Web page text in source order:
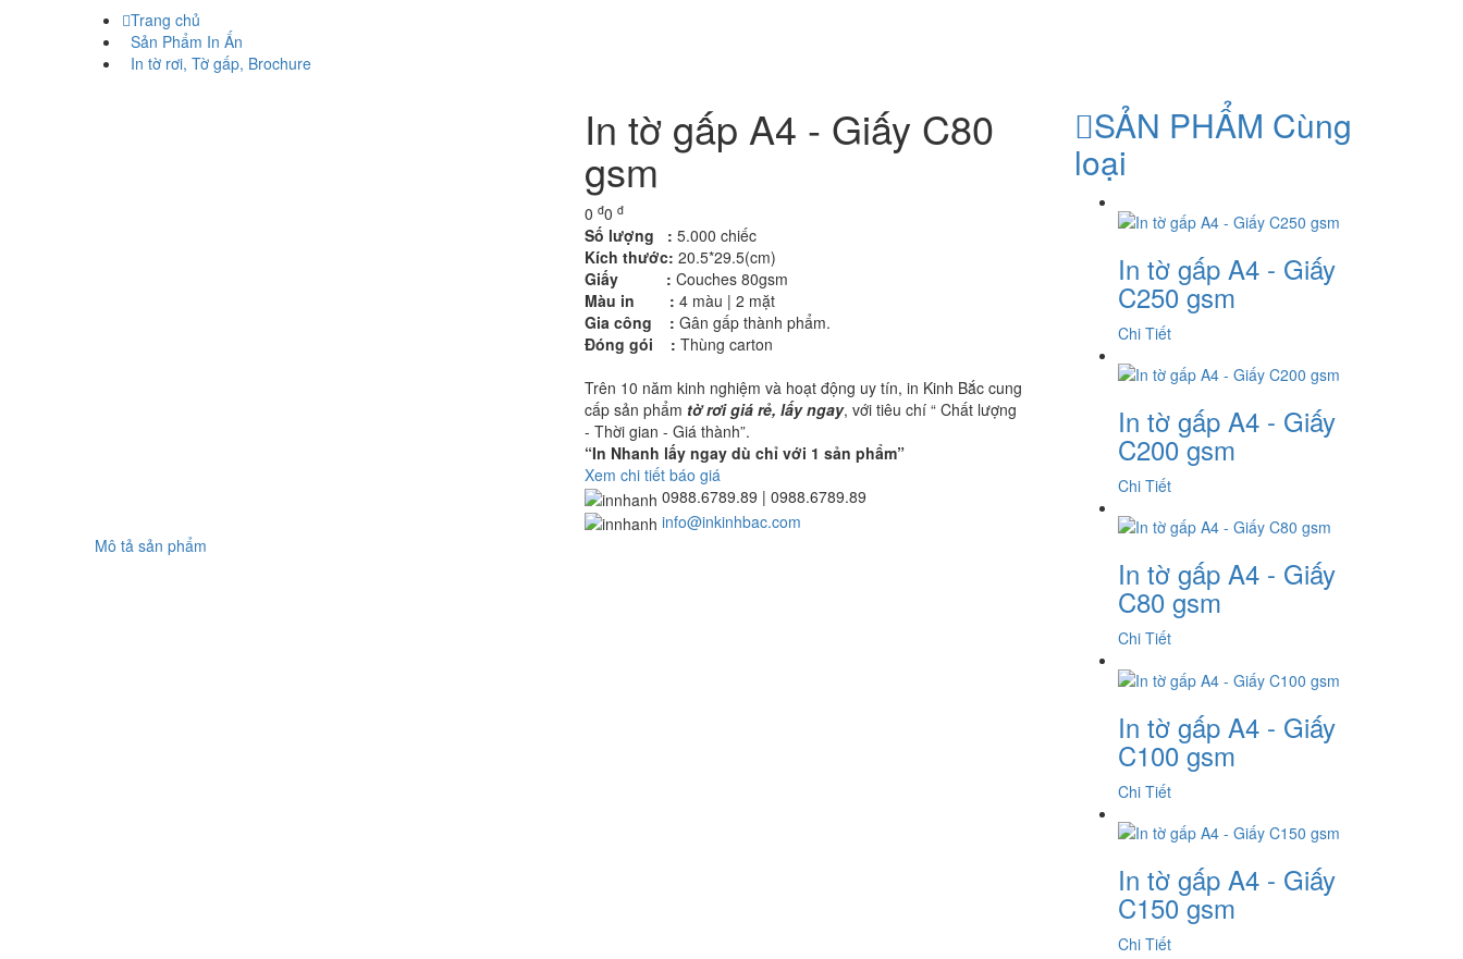
Trang chủ
Sản Phẩm In Ấn
In tờ rơi, Tờ gấp, Brochure
In tờ gấp A4 - Giấy C80
gsm
0 đ0 đ
Số lượng : 5.000 chiếc
Kích thước: 20.5*29.5(cm)
Giấy : Couches 80gsm
Màu in : 4 màu | 2 mặt
Gia công : Gân gấp thành phẩm.
Đóng gói : Thùng carton
Trên 10 năm kinh nghiệm và hoạt động uy tín, in Kinh Bắc cung
cấp sản phẩm tờ rơi giá rẻ, lấy ngay, với tiêu chí “ Chất lượng
- Thời gian - Giá thành”.
“In Nhanh lấy ngay dù chỉ với 1 sản phẩm”
Xem chi tiết báo giá
0988.6789.89 | 0988.6789.89
info@inkinhbac.com
Mô tả sản phẩm
SẢN PHẨM Cùng
loại
In tờ gấp A4 - Giấy
C250 gsm
Chi Tiết
In tờ gấp A4 - Giấy
C200 gsm
Chi Tiết
In tờ gấp A4 - Giấy
C80 gsm
Chi Tiết
In tờ gấp A4 - Giấy
C100 gsm
Chi Tiết
In tờ gấp A4 - Giấy
C150 gsm
Chi Tiết